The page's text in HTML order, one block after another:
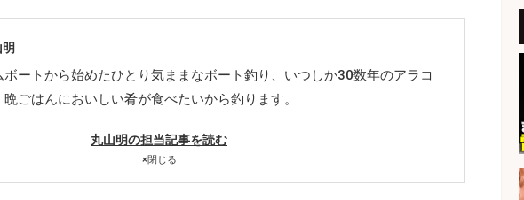
ボートから始めたひとり気ままなボート釣り、いつしか30数年のアラコ
晩ごはんにおいしい肴が食べたいから釣ります。
丸山明の担当記事を読む
×閉じる